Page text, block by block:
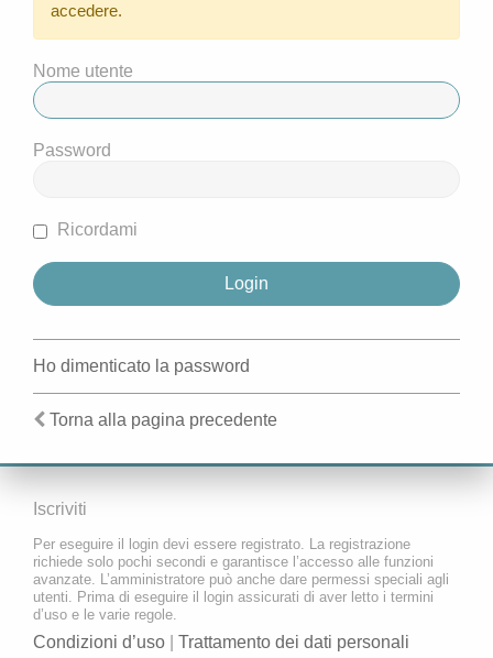
accedere.
Nome utente
Password
Ricordami
Ho dimenticato la password
Torna alla pagina precedente
Iscriviti
Per eseguire il login devi essere registrato. La registrazione
richiede solo pochi secondi e garantisce l’accesso alle funzioni
avanzate. L’amministratore può anche dare permessi speciali agli
utenti. Prima di eseguire il login assicurati di aver letto i termini
d’uso e le varie regole.
Condizioni d’uso Trattamento dei dati personali